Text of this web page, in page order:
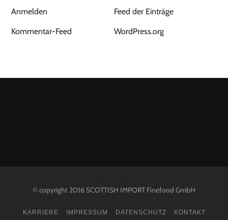
Anmelden Feed der Einträge
Kommentar-Feed WordPress.org
© copyright 2016 SCOTTISH IMPORT Finefood GmbH
KARRIERE IMPRESSUM DATENSCHUTZ KONTAKT